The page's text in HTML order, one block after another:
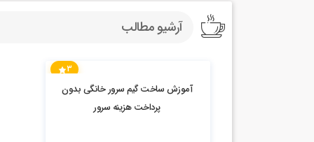
آرشیو مطالب
3
14.06k بازدیدآموزش ساخت گیم سرور خانگی بدون
پرداخت هزینه سرور